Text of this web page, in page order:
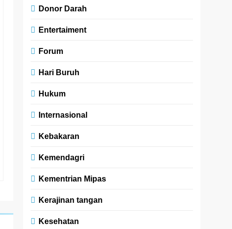
Donor Darah
Entertaiment
Forum
Hari Buruh
Hukum
Internasional
Kebakaran
Kemendagri
Kementrian Mipas
Kerajinan tangan
Kesehatan